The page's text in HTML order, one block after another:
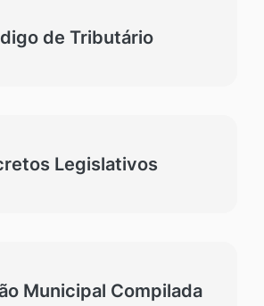
de Tributário
Legislativos
Municipal Compilada